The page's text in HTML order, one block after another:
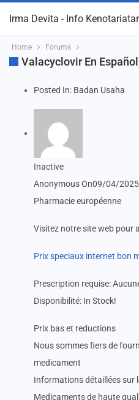
Irma Devita - Info
Home Forums
Valacyclovir En
Posted In: Badan Usaha
Inactive
AnonymousOn09/04/
Pharmacie européenne
Visitez notre site web pour
Prix speciaux internet bon
Prescription requise:
Disponibilité: In Stock!
Prix bas et reductions
Nous sommes fiers de
medicament
Informations détaillées sur
Medicaments de haute